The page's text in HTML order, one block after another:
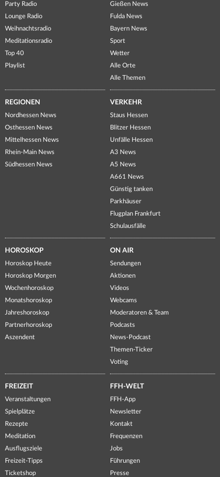
Party Radio
Lounge Radio
Weihnachtsradio
Meditationsradio
Top 40
Playlist
Gießen News
Fulda News
Bayern News
Sport
Wetter
Alle Orte
Alle Themen
REGIONEN
Nordhessen News
Osthessen News
Mittelhessen News
Rhein-Main News
Südhessen News
VERKEHR
Staus Hessen
Blitzer Hessen
Unfälle Hessen
A3 News
A5 News
A661 News
Günstig tanken
Parkhäuser
Flugplan Frankfurt
Schulausfälle
HOROSKOP
Horoskop Heute
Horoskop Morgen
Wochenhoroskop
Monatshoroskop
Jahreshoroskop
Partnerhoroskop
Aszendent
ON AIR
Sendungen
Aktionen
Videos
Webcams
Moderatoren & Team
Podcasts
News-Podcast
Themen-Ticker
Voting
FREIZEIT
Veranstaltungen
Spielplätze
Rezepte
Meditation
Ausflugsziele
Freizeit-Tipps
Ticketshop
FFH-WELT
FFH-App
Newsletter
Kontakt
Frequenzen
Jobs
Führungen
Presse